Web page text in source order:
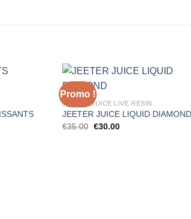
Promo !
JEETER JUICE LIVE RESIN
JEETER JUICE LIQUID DIAMOND
€35.00 Le
€30.00Le